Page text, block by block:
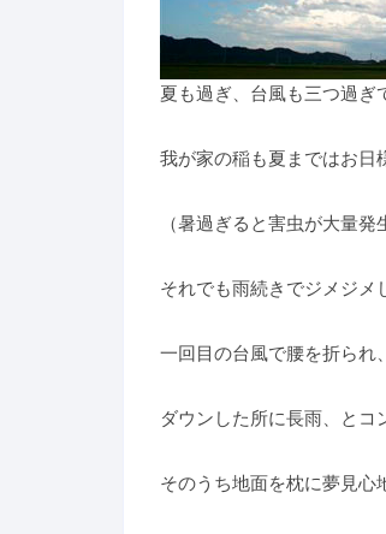
夏も過ぎ、台風も三つ過ぎ
我が家の稲も夏まではお日
（暑過ぎると害虫が大量
それでも雨続きでジメジメ
一回目の台風で腰を折られ
ダウンした所に長雨、とコ
そのうち地面を枕に夢見心